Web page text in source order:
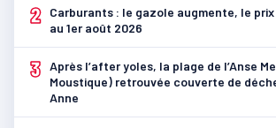
2
Carburants : le gazole augmente, le
au 1er août 2026
3 Après l’after yoles, la plage de l’Anse
Moustique) retrouvée couverte de
Anne